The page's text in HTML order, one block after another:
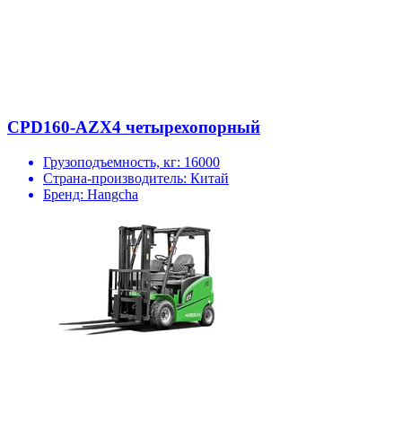
CPD160-AZX4 четырехопорный
Грузоподъемность, кг: 16000
Страна-производитель: Китай
Бренд: Hangcha